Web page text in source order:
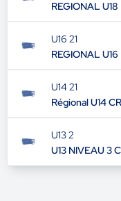
U18 21
REGIONAL U18
U16 21
REGIONAL U16
U14 21
Régional U14
U13 2